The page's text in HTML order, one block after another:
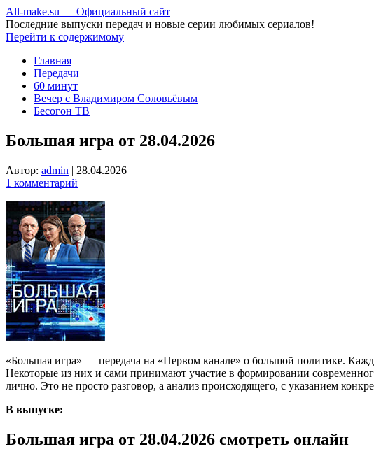
All-make.su — Официальный сайт
Последние выпуски передач и новые серии любимых сериалов!
Перейти к содержимому
Главная
Передачи
60 минут
Вечер с Владимиром Соловьёвым
Бесогон ТВ
Большая игра от 28.04.2026
Автор: admin | 28.04.2026
1 комментарий
«Большая игра» — передача на «Первом канале» о большой политике.
Некоторые из них и сами принимают участие в формировании
лично. Это не просто разговор, а анализ происходящего, с указанием
В выпуске:
Большая игра от 28.04.2026 смотреть онлайн